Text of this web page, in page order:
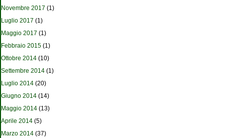
Novembre 2017 (1)
Luglio 2017 (1)
Maggio 2017 (1)
Febbraio 2015 (1)
Ottobre 2014 (10)
Settembre 2014 (1)
Luglio 2014 (20)
Giugno 2014 (14)
Maggio 2014 (13)
Aprile 2014 (5)
Marzo 2014 (37)